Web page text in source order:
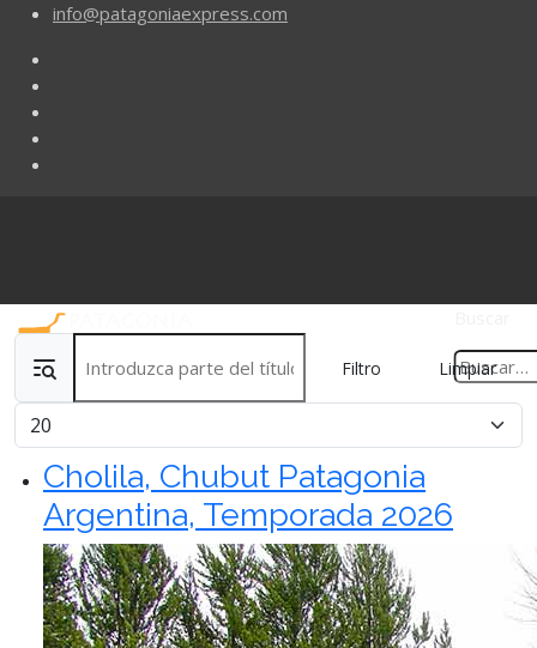
info@patagoniaexpress.com
Filtro Limpiar
Cantidad
Cholila, Chubut Patagonia
Argentina, Temporada 2026